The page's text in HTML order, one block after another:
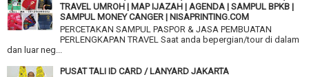
TRAVEL UMROH | MAP IJAZAH | AGENDA | SAMPUL BPKB |
SAMPUL MONEY CANGER | NISAPRINTING.COM
PERCETAKAN SAMPUL PASPOR & JASA PEMBUATAN
PERLENGKAPAN TRAVEL Saat anda bepergian/tour di dalam
dan luar neg...
PUSAT TALI ID CARD / LANYARD JAKARTA